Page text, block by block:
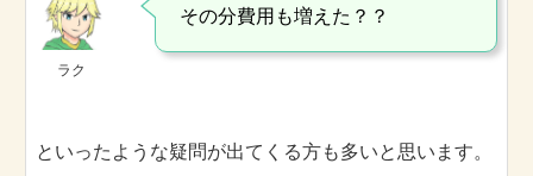
ラク
その分費用も増えた？？
といったような疑問が出てくる方も多いと思います。